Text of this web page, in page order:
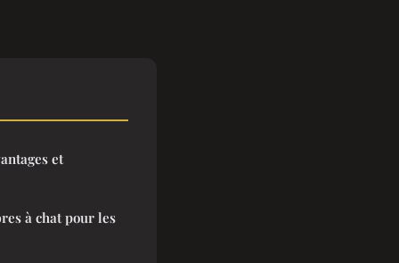
et
à chat pour les